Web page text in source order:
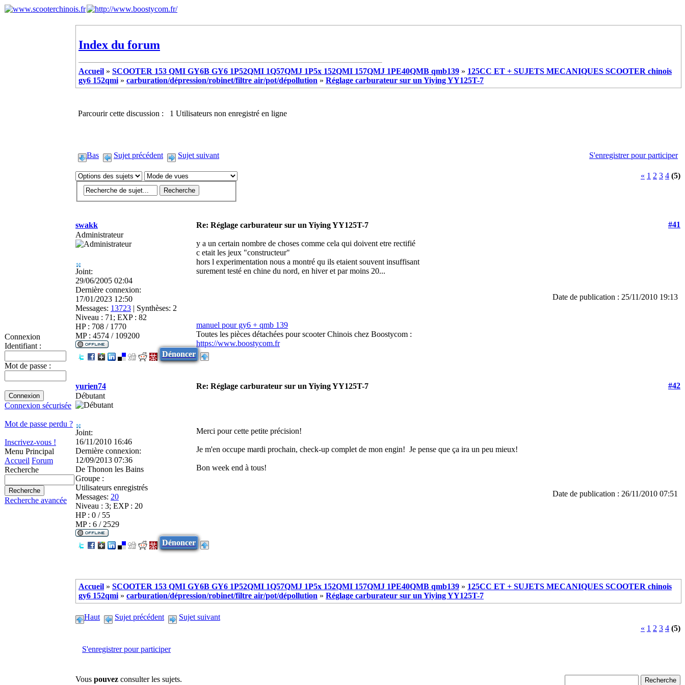
Connexion
Identifiant :
Mot de passe :
Connexion sécurisée
Mot de passe perdu ?
Inscrivez-vous !
Menu Principal
Accueil Forum
Recherche
Recherche avancée
Index du forum
Accueil » SCOOTER 153 QMI GY6B GY6 1P52QMI 1Q57QMJ 1P5x 152QMI 157QMJ 1PE40QMB qmb139 » 125CC ET + SUJETS MECANIQUES SCOOTER chinois
gy6 152qmi » carburation/dépression/robinet/filtre air/pot/dépollution » Réglage carburateur sur un Yiying YY125T-7
Parcourir cette discussion : 1 Utilisateurs non enregistré en ligne
Bas Sujet précédent Sujet suivant S'enregistrer pour participer
« 1 2 3 4 (5)
swakk Re: Réglage carburateur sur un Yiying YY125T-7
#41
Administrateur
Joint:
29/06/2005 02:04
Dernière connexion:
17/01/2023 12:50
Messages: 13723 | Synthèses: 2
Niveau : 71; EXP : 82
HP : 708 / 1770
MP : 4574 / 109200
y a un certain nombre de choses comme cela qui doivent etre rectifié
c etait les jeux "constructeur"
hors l experimentation nous a montré qu ils etaient souvent insuffisant
surement testé en chine du nord, en hiver et par moins 20...
Date de publication : 25/11/2010 19:13
manuel pour gy6 + qmb 139
Toutes les pièces détachées pour scooter Chinois chez Boostycom :
https://www.boostycom.fr
Dénoncer
yurien74 Re: Réglage carburateur sur un Yiying YY125T-7
#42
Débutant
Joint:
16/11/2010 16:46
Dernière connexion:
12/09/2013 07:36
De Thonon les Bains
Groupe :
Utilisateurs enregistrés
Messages: 20
Niveau : 3; EXP : 20
HP : 0 / 55
MP : 6 / 2529
Merci pour cette petite précision!
Je m'en occupe mardi prochain, check-up complet de mon engin! Je pense que ça ira un peu mieux!
Bon week end à tous!
Date de publication : 26/11/2010 07:51
Dénoncer
Accueil » SCOOTER 153 QMI GY6B GY6 1P52QMI 1Q57QMJ 1P5x 152QMI 157QMJ 1PE40QMB qmb139 » 125CC ET + SUJETS MECANIQUES SCOOTER chinois
gy6 152qmi » carburation/dépression/robinet/filtre air/pot/dépollution » Réglage carburateur sur un Yiying YY125T-7
Haut Sujet précédent
Sujet suivant
« 1 2 3 4 (5)
S'enregistrer pour participer
Vous pouvez consulter les sujets.